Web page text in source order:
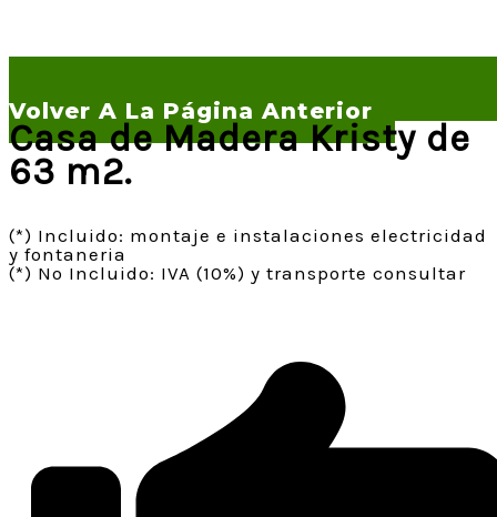
Volver A La Página Anterior
Casa de Madera Kristy de
63 m2.
(*) Incluido: montaje e instalaciones electricidad
y fontaneria
(*) No Incluido: IVA (10%) y transporte consultar